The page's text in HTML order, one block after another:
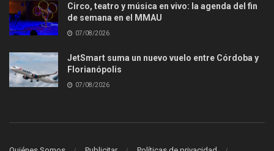
Circo, teatro y música en vivo: la agenda del fin
de semana en el MMAU
07/08/2026
JetSmart suma un nuevo vuelo entre Córdoba y
Florianópolis
07/08/2026